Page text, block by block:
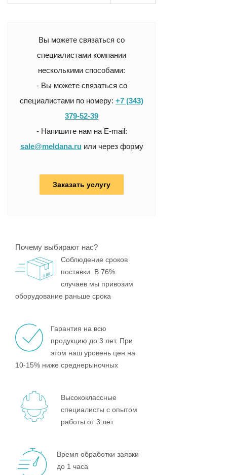
Вы можете связаться со
специалистами компании
несколькими способами:
- Вы можете связаться со
специалистами по номеру: +7 (343)
379-52-39
- Напишите нам на E-mail:
sale@meldana.ruили через форму
Заказать услугу
Почему выбирают нас?
Соблюдение сроков
поставки. В 76%
случаев мы привозим
оборудование раньше срока
Гарантия на всю
продукцию до 3 лет. При
этом наш уровень цен на
10-15% ниже среднерыночных
Высококлассные
специалисты с опытом
работы от 3 лет
Время обработки заявки
до 1 часа